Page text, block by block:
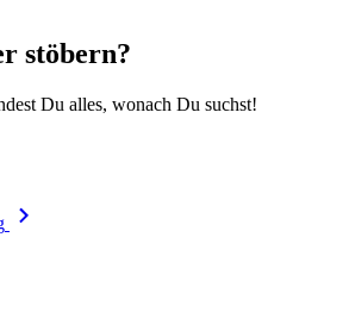
stöbern?
Du alles, wonach Du suchst!